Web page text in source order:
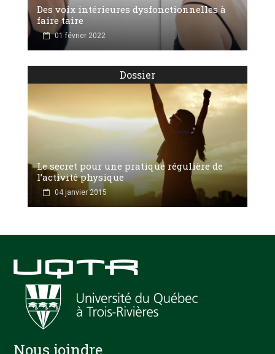
Des voix intérieures dysfonctionnelles à
faire taire
01 février 2022
Dossier
Le secret pour une pratique régulière de
l’activité physique
04 janvier 2015
Nous joindre